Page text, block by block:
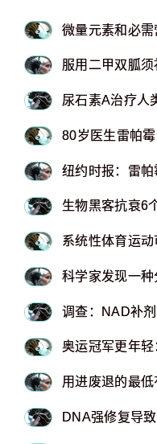
微量元素和必
服用二甲双胍
尿石素A治疗人
80岁医生雷帕
纽约时报：雷帕
生物黑客抗衰6
系统性体育运
科学家发现一
调查：NAD补
奥运冠军更年
用进废退的最
DNA强修复导